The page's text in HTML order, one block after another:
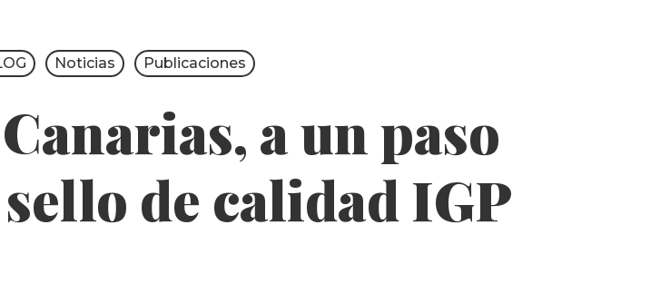
Noticias Publicaciones
a un paso
de calidad IGP